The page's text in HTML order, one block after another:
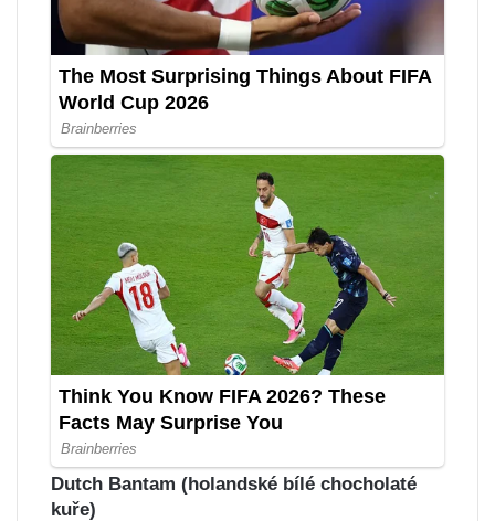
Dutch Bantam (holandské bílé chocholaté
kuře)